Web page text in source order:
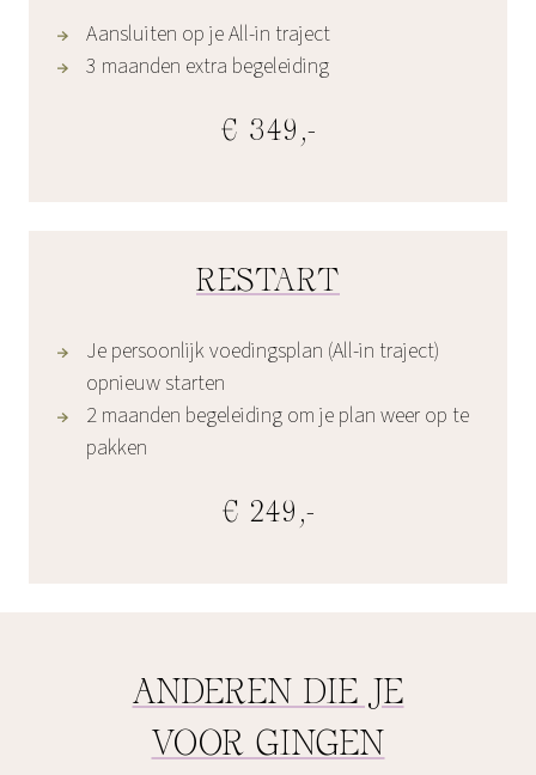
Aansluiten op je All-in traject
3 maanden extra begeleiding
€ 349,-
RESTART
Je persoonlijk voedingsplan (All-in traject)
opnieuw starten
2 maanden begeleiding om je plan weer op te
pakken
€ 249,-
ANDEREN DIE JE
VOOR GINGEN